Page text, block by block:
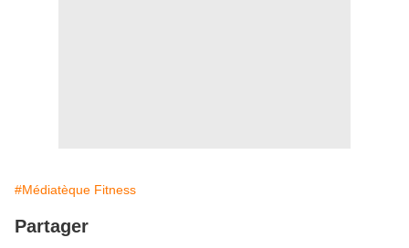
#Médiatèque Fitness
Partager